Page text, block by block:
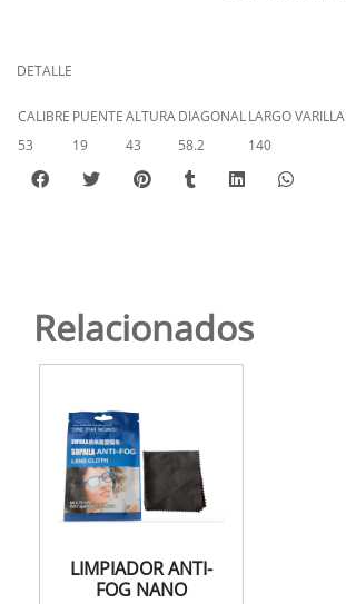
DETALLE
CALIBRE PUENTEALTURADIAGONALLARGO VARILLA
53
19 43 58.2 140
Relacionados
LIMPIADOR ANTI-
FOG NANO